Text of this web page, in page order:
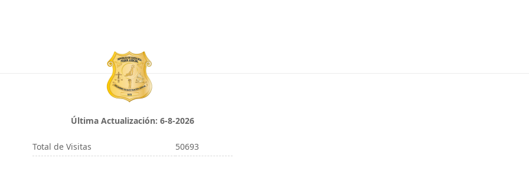
Última Actualización: 6-8-2026
Total de Visitas 50693